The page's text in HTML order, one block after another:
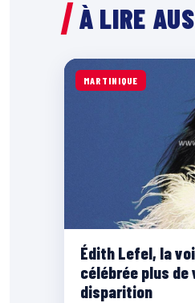
À LIRE
MARTINIQUE
Édith Lefel, la
célébrée plus
disparition